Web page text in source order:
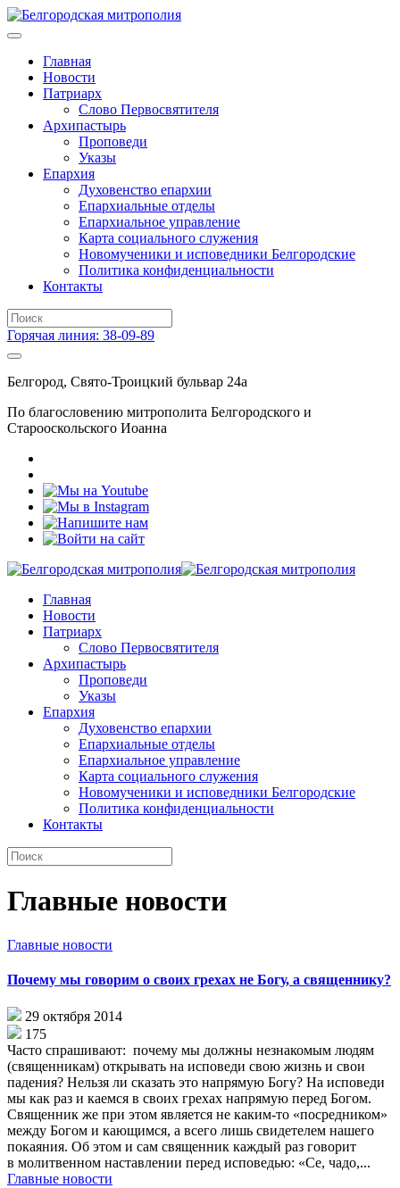
Главная
Новости
Патриарх
Слово Первосвятителя
Архипастырь
Проповеди
Указы
Епархия
Духовенство епархии
Епархиальные отделы
Епархиальное управление
Карта социального служения
Новомученики и исповедники Белгородские
Политика конфиденциальности
Контакты
Горячая линия: 38-09-89
Белгород, Свято-Троицкий бульвар 24а
По благословению митрополита Белгородского и
Старооскольского Иоанна
Главная
Новости
Патриарх
Слово Первосвятителя
Архипастырь
Проповеди
Указы
Епархия
Духовенство епархии
Епархиальные отделы
Епархиальное управление
Карта социального служения
Новомученики и исповедники Белгородские
Политика конфиденциальности
Контакты
Главные новости
Главные новости
Почему мы говорим о своих грехах не Богу, а священнику?
29 октября 2014
175
Часто спрашивают: почему мы должны незнакомым людям
(священникам) открывать на исповеди свою жизнь и свои
падения? Нельзя ли сказать это напрямую Богу? На исповеди
мы как раз и каемся в своих грехах напрямую перед Богом.
Священник же при этом является не каким-то «посредником»
между Богом и кающимся, а всего лишь свидетелем нашего
покаяния. Об этом и сам священник каждый раз говорит
в молитвенном наставлении перед исповедью: «Се, чадо,...
Главные новости